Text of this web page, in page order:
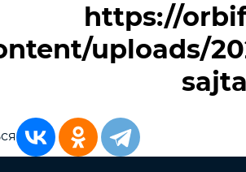
https://
uploads/